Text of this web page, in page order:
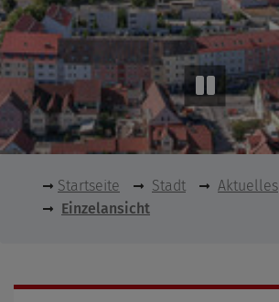
Startseite Stadt Aktuelles
Einzelansicht